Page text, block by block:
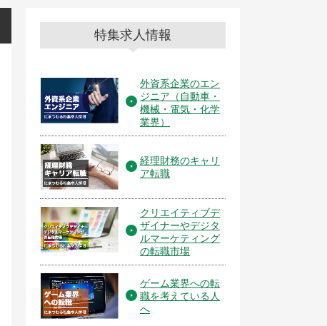
特集求人情報
外資系企業のエン
ジニア（自動車・
機械・電気・化学
業界）
経理財務のキャリ
ア転職
クリエイティブデ
ザイナーやデジタ
ルマーケティング
の転職市場
ゲーム業界への転
職を考えている人
へ